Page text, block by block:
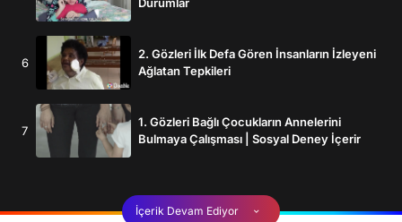
6
2. Gözleri İlk Defa Gören İnsanların İzleyeni
Ağlatan Tepkileri
7
1. Gözleri Bağlı Çocukların Annelerini
Bulmaya Çalışması | Sosyal Deney İçerir
İçerik Devam Ediyor